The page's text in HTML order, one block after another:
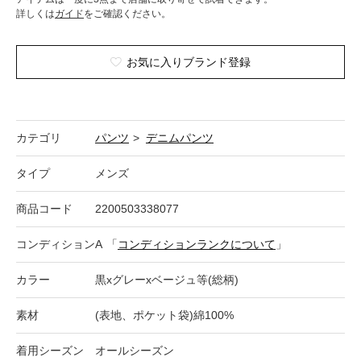
詳しくはガイドをご確認ください。
お気に入りブランド登録
カテゴリ パンツ > デニムパンツ
タイプ メンズ
商品コード 2200503338077
コンディションA 「 コンディションランクについて 」
カラー 黒xグレーxベージュ等(総柄)
素材 (表地、ポケット袋)綿100%
着用シーズン オールシーズン